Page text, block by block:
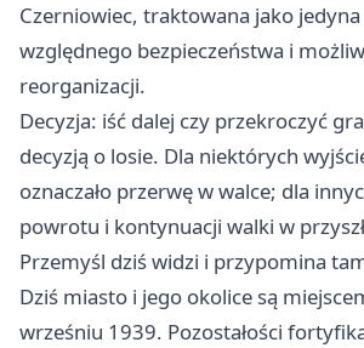
Czerniowiec, traktowana jako
względnego bezpieczeństwa i
reorganizacji.
Decyzja: iść dalej czy przekroczyć
decyzją o losie. Dla niektórych
oznaczało przerwę w walce; dla
powrotu i kontynuacji walki w
Przemyśl dziś widzi i przypomina
Dziś miasto i jego okolice są
wrześniu 1939. Pozostałości